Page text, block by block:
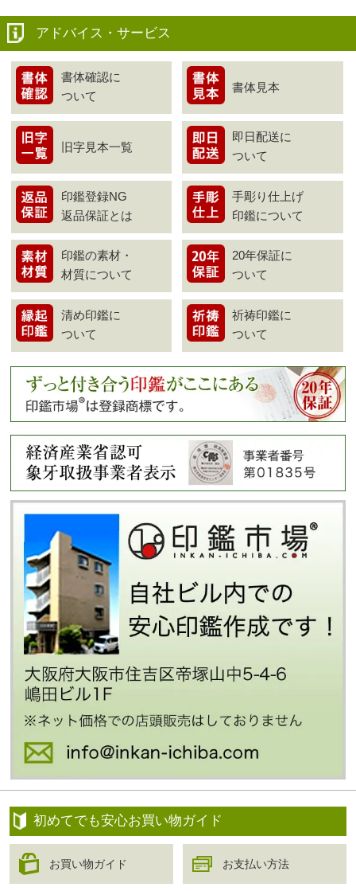
アドバイス・サービス
書体確認に
ついて
書体見本
旧字見本一覧
即日配送に
ついて
印鑑登録NG
返品保証とは
手彫り仕上げ
印鑑について
印鑑の素材・
材質について
20年保証に
ついて
清め印鑑に
ついて
祈祷印鑑に
ついて
初めてでも安心お買い物ガイド
お買い物ガイド お支払い方法